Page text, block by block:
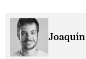
Joaquín